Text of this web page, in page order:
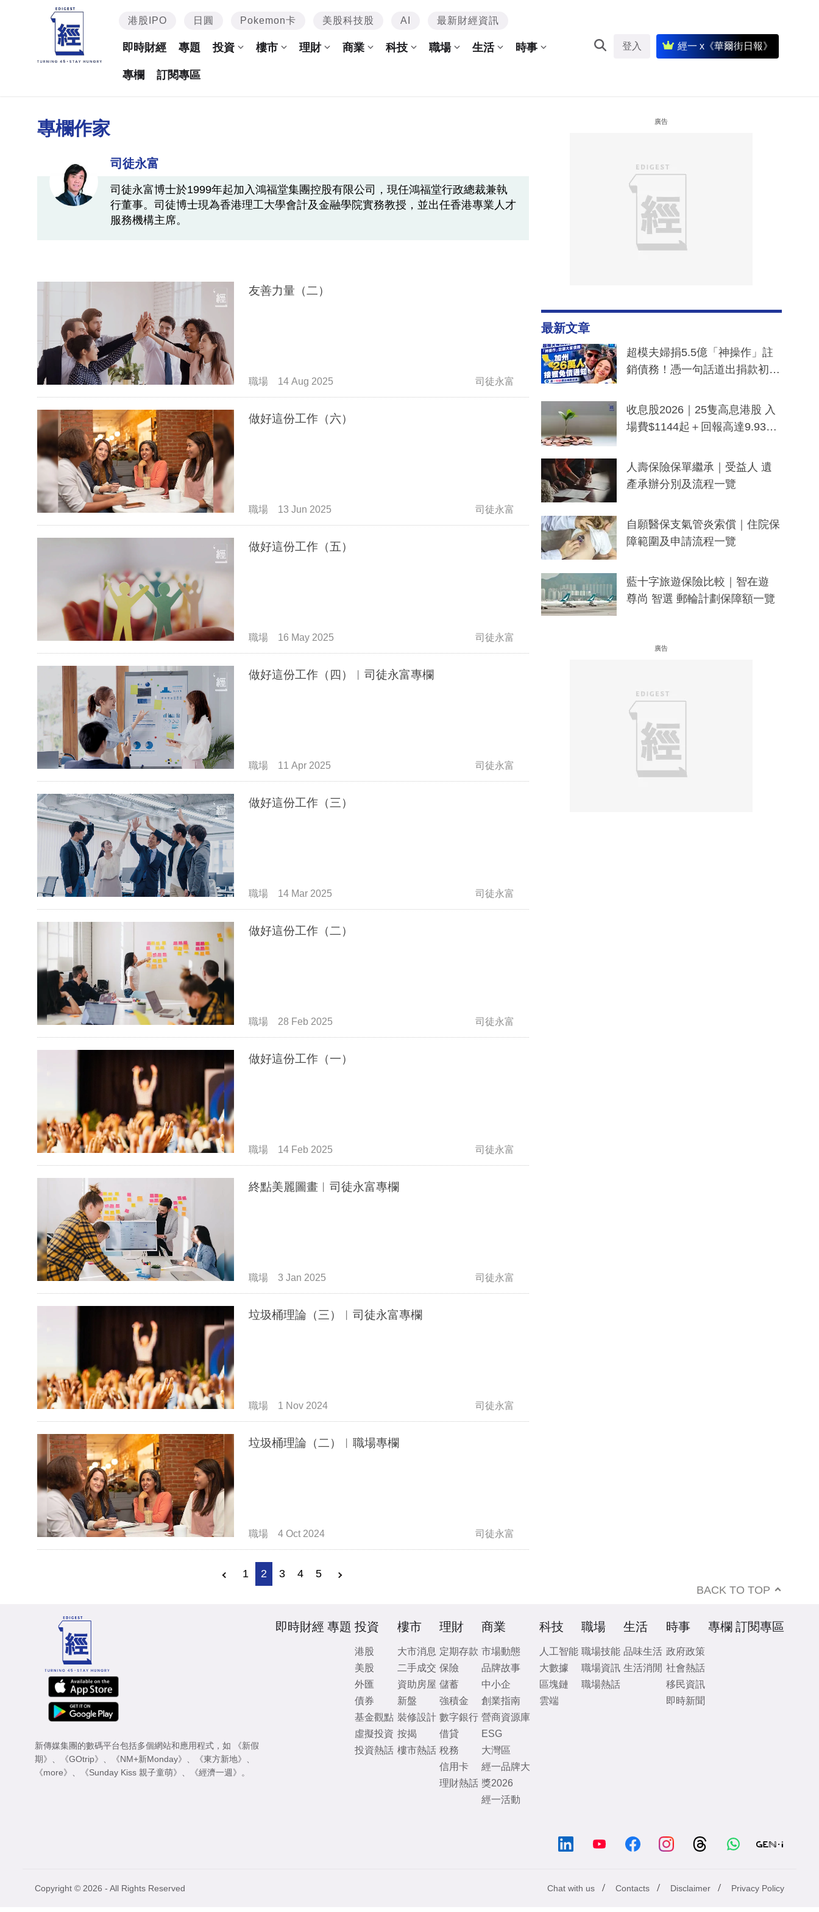
港股IPO 日圓 Pokemon卡 美股科技股 AI 最新財經資訊
即時財經 專題 投資 樓市 理財 商業 科技 職場 生活 時事
專欄 訂閱專區
登入 經一 x《華爾街日報》
專欄作家
司徒永富
司徒永富博士於1999年起加入鴻福堂集團控股有限公司，現任鴻福堂行政總裁兼執
行董事。司徒博士現為香港理工大學會計及金融學院實務教授，並出任香港專業人才
服務機構主席。
友善力量（二）
職場 14 Aug 2025 司徒永富
做好這份工作（六）
職場 13 Jun 2025 司徒永富
做好這份工作（五）
職場 16 May 2025 司徒永富
做好這份工作（四）︳司徒永富專欄
職場 11 Apr 2025 司徒永富
做好這份工作（三）
職場 14 Mar 2025 司徒永富
做好這份工作（二）
職場 28 Feb 2025 司徒永富
做好這份工作（一）
職場 14 Feb 2025 司徒永富
終點美麗圖畫︳司徒永富專欄
職場 3 Jan 2025 司徒永富
垃圾桶理論（三）︳司徒永富專欄
職場 1 Nov 2024 司徒永富
垃圾桶理論（二）︳職場專欄
職場 4 Oct 2024 司徒永富
1 2 3 4 5
廣告
最新文章
超模夫婦捐5.5億「神操作」註
銷債務！憑一句話道出捐款初
一度被誤當詐騙手段
收息股2026｜25隻高息港股 入
場費$1144起＋回報高達9.93
人壽保險保單繼承｜受益人 遺
產承辦分別及流程一覽
自願醫保支氣管炎索償｜住院保
障範圍及申請流程一覽
藍十字旅遊保險比較｜智在遊
尊尚 智選 郵輪計劃保障額一覽
廣告
BACK TO TOP
新傳媒集團的數碼平台包括多個網站和應用程式，如
《新假
期》
《GOtrip》 《NM+新Monday》 《東方新地》
《more》
《Sunday Kiss 親子童萌》 《經濟一週》 。
即時財經 專題 投資
港股
美股
外匯
債券
基金觀點
虛擬投資
投資熱話
樓市
大市消息
二手成交
資助房屋
新盤
裝修設計
按揭
樓市熱話
理財
定期存款
保險
儲蓄
強積金
數字銀行
借貸
稅務
信用卡
理財熱話
商業
市場動態
品牌故事
中小企
創業指南
營商資源庫
ESG
大灣區
經一品牌大
獎2026
經一活動
科技
人工智能
大數據
區塊鏈
雲端
職場
職場技能
職場資訊
職場熱話
生活
品味生活
生活消閒
時事
政府政策
社會熱話
移民資訊
即時新聞
專欄 訂閱專區
Chat with us / Contacts / Disclaimer / Privacy Policy
Copyright © 2026 - All Rights Reserved